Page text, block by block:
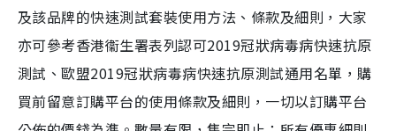
及該品牌的快速測試套裝使用方法、條款及細則，大家
亦可參考香港衞生署表列認可2019冠狀病毒病快速抗原
測試、歐盟2019冠狀病毒病快速抗原測試通用名單，購
買前留意訂購平台的使用條款及細則，一切以訂購平台